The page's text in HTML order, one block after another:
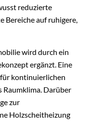
reduzierte
Bereiche auf ruhigere,
wird durch ein
ergänzt. Eine
kontinuierlichen
Raumklima. Darüber
zur
Holzscheitheizung